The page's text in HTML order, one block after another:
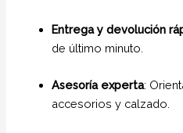
Entrega y devolución
de último minuto.
Asesoría experta:
accesorios y calzado.